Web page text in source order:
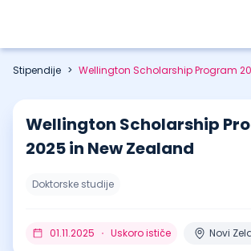
Stipendije > Wellington Scholarship Program
Wellington Scholarship
2025 in New Zealand
Doktorske studije
01.11.2025 Uskoro ističe Novi